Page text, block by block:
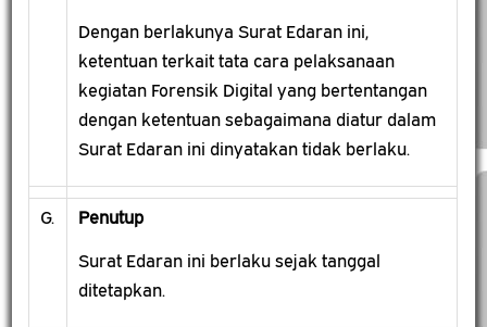
Dengan berlakunya Surat Edaran ini,
ketentuan terkait tata cara pelaksanaan
kegiatan Forensik Digital yang bertentangan
dengan ketentuan sebagaimana diatur dalam
Surat Edaran ini dinyatakan tidak berlaku.
G.
Penutup
Surat Edaran ini berlaku sejak tanggal
ditetapkan.